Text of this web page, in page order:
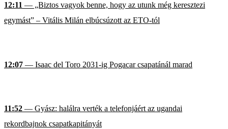
12:11 — „Biztos vagyok benne, hogy az utunk még keresztezi
egymást” – Vitális Milán elbúcsúzott az ETO-tól
12:07 — Isaac del Toro 2031-ig Pogacar csapatánál marad
11:52 — Gyász: halálra verték a telefonjáért az ugandai
rekordbajnok csapatkapitányát